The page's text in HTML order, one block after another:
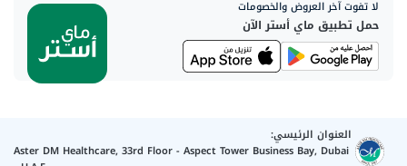
لا تفوت آخر العروض والخصومات
حمل تطبيق ماي أستر الآن
العنوان الرئيسي:
Aster DM Healthcare, 33rd Floor - Aspect Tower Business Bay, Dubai